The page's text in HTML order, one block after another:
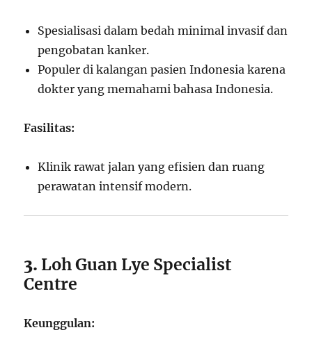
Spesialisasi dalam bedah minimal invasif dan
pengobatan kanker.
Populer di kalangan pasien Indonesia karena
dokter yang memahami bahasa Indonesia.
Fasilitas:
Klinik rawat jalan yang efisien dan ruang
perawatan intensif modern.
3. Loh Guan Lye Specialist
Centre
Keunggulan: